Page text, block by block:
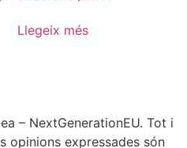
Llegeix més
– NextGenerationEU. Tot i
opinions expressades són